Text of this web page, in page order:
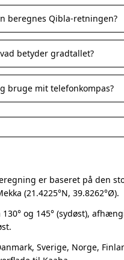
beregnes Qibla-retningen?
betyder gradtallet?
bruge mit telefonkompas?
er baseret på den
(21.4225°N, 39.8262°Ø).
og 145° (sydøst),
Sverige, Norge,